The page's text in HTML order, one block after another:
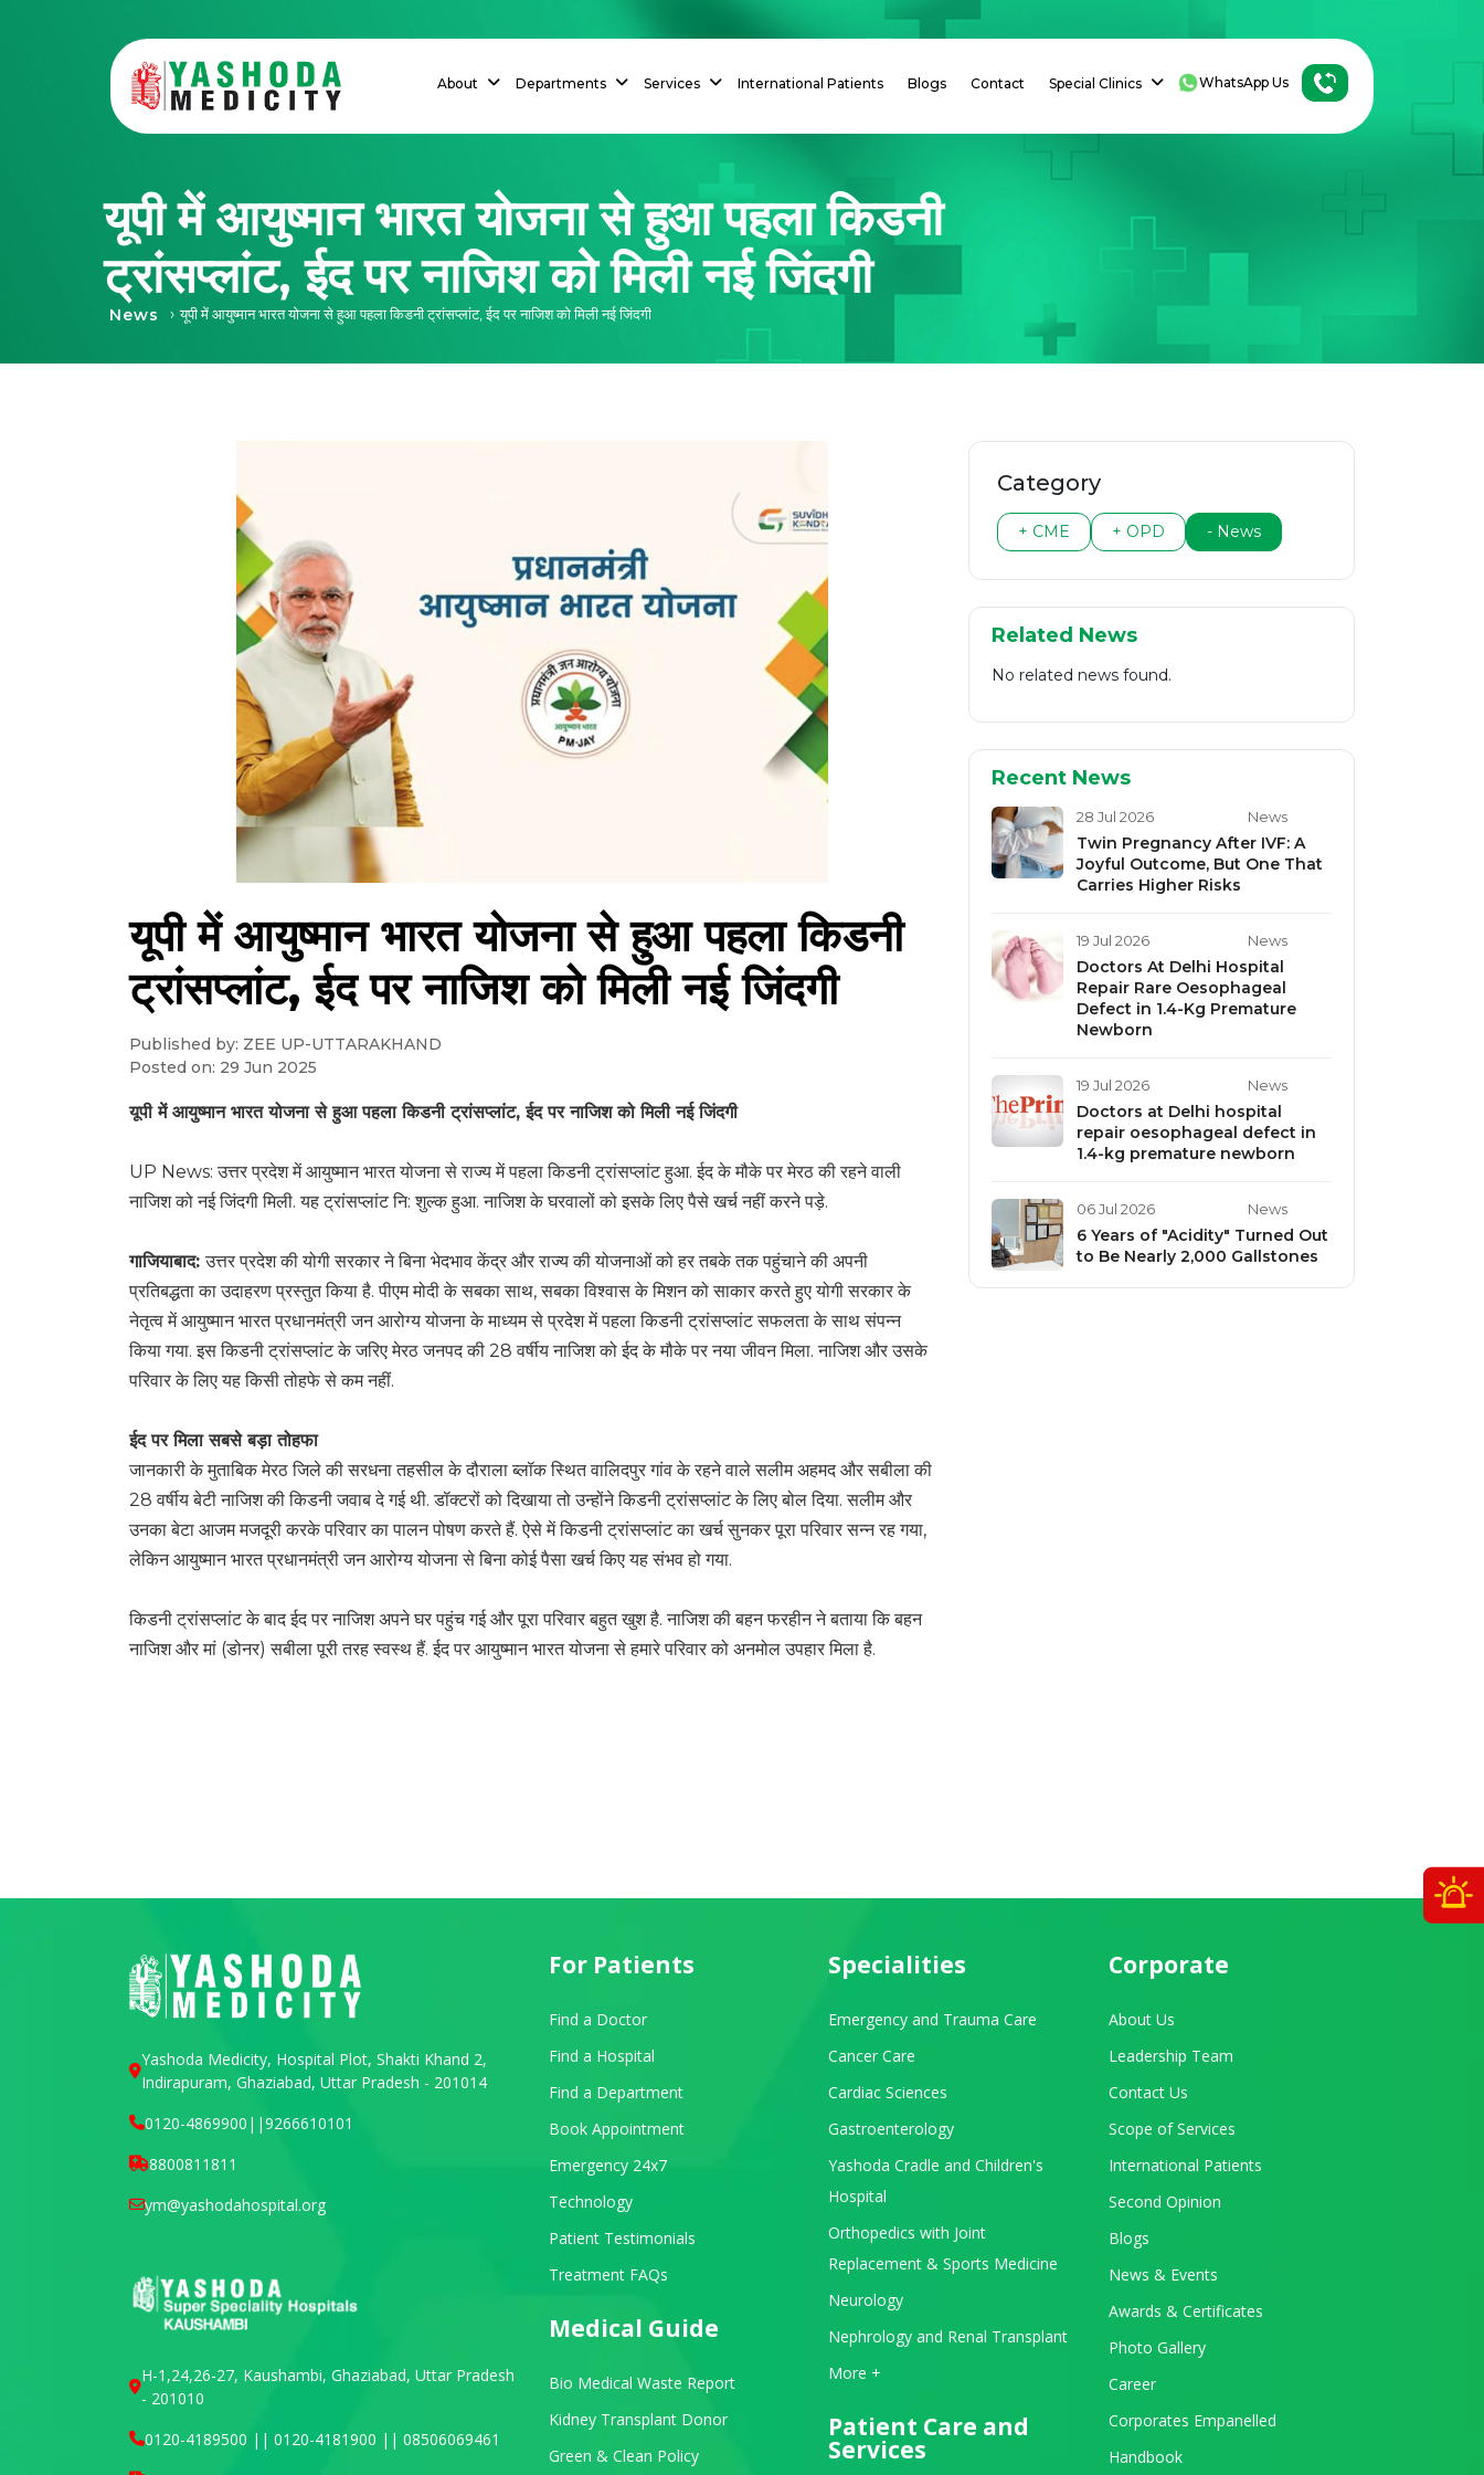
About Departments Services International Patients Blogs Contact Special Clinics WhatsApp Us
यूपी में आयुष्मान भारत योजना से हुआ पहला किडनी
ट्रांसप्लांट, ईद पर नाजिश को मिली नई जिंदगी
News › यूपी में आयुष्मान भारत योजना से हुआ पहला किडनी ट्रांसप्लांट, ईद पर नाजिश को मिली नई जिंदगी
यूपी में आयुष्मान भारत योजना से हुआ पहला किडनी
ट्रांसप्लांट, ईद पर नाजिश को मिली नई जिंदगी
Published by: ZEE UP-UTTARAKHAND
Posted on: 29 Jun 2025
यूपी में आयुष्मान भारत योजना से हुआ पहला किडनी ट्रांसप्लांट, ईद पर नाजिश को मिली नई जिंदगी
UP News: उत्तर प्रदेश में आयुष्मान भारत योजना से राज्य में पहला किडनी ट्रांसप्लांट हुआ. ईद के मौके पर मेरठ की रहने वाली
नाजिश को नई जिंदगी मिली. यह ट्रांसप्लांट नि: शुल्क हुआ. नाजिश के घरवालों को इसके लिए पैसे खर्च नहीं करने पड़े.
गाजियाबाद:उत्तर प्रदेश की योगी सरकार ने बिना भेदभाव केंद्र और राज्य की योजनाओं को हर तबके तक पहुंचाने की अपनी
प्रतिबद्धता का उदाहरण प्रस्तुत किया है. पीएम मोदी के सबका साथ, सबका विश्वास के मिशन को साकार करते हुए योगी सरकार के
नेतृत्व में आयुष्मान भारत प्रधानमंत्री जन आरोग्य योजना के माध्यम से प्रदेश में पहला किडनी ट्रांसप्लांट सफलता के साथ संपन्न
किया गया. इस किडनी ट्रांसप्लांट के जरिए मेरठ जनपद की 28 वर्षीय नाजिश को ईद के मौके पर नया जीवन मिला. नाजिश और उसके
परिवार के लिए यह किसी तोहफे से कम नहीं.
ईद पर मिला सबसे बड़ा तोहफा
जानकारी के मुताबिक मेरठ जिले की सरधना तहसील के दौराला ब्लॉक स्थित वालिदपुर गांव के रहने वाले सलीम अहमद और सबीला की
28 वर्षीय बेटी नाजिश की किडनी जवाब दे गई थी. डॉक्टरों को दिखाया तो उन्होंने किडनी ट्रांसप्लांट के लिए बोल दिया. सलीम और
उनका बेटा आजम मजदूरी करके परिवार का पालन पोषण करते हैं. ऐसे में किडनी ट्रांसप्लांट का खर्च सुनकर पूरा परिवार सन्न रह गया,
लेकिन आयुष्मान भारत प्रधानमंत्री जन आरोग्य योजना से बिना कोई पैसा खर्च किए यह संभव हो गया.
किडनी ट्रांसप्लांट के बाद ईद पर नाजिश अपने घर पहुंच गई और पूरा परिवार बहुत खुश है. नाजिश की बहन फरहीन ने बताया कि बहन
नाजिश और मां (डोनर) सबीला पूरी तरह स्वस्थ हैं. ईद पर आयुष्मान भारत योजना से हमारे परिवार को अनमोल उपहार मिला है.
Category
+ CME + OPD - News
Related News
No related news found.
Recent News
28 Jul 2026 News
Twin Pregnancy After IVF: A
Joyful Outcome, But One That
Carries Higher Risks
19 Jul 2026 News
Doctors At Delhi Hospital
Repair Rare Oesophageal
Defect in 1.4-Kg Premature
Newborn
19 Jul 2026 News
Doctors at Delhi hospital
repair oesophageal defect in
1.4-kg premature newborn
06 Jul 2026 News
6 Years of "Acidity" Turned Out
to Be Nearly 2,000 Gallstones
Yashoda Medicity, Hospital Plot, Shakti Khand 2,
Indirapuram, Ghaziabad, Uttar Pradesh - 201014
0120-4869900 ||9266610101
8800811811
ym@yashodahospital.org
H-1,24,26-27, Kaushambi, Ghaziabad, Uttar Pradesh
- 201010
0120-4189500 || 0120-4181900 || 08506069461
For Patients
Find a Doctor
Find a Hospital
Find a Department
Book Appointment
Emergency 24x7
Technology
Patient Testimonials
Treatment FAQs
Medical Guide
Bio Medical Waste Report
Kidney Transplant Donor
Green & Clean Policy
Specialities
Emergency and Trauma Care
Cancer Care
Cardiac Sciences
Gastroenterology
Yashoda Cradle and Children's
Hospital
Orthopedics with Joint
Replacement & Sports Medicine
Neurology
Nephrology and Renal Transplant
View All Departments
More +
Patient Care and
Services
Corporate
About Us
Leadership Team
Contact Us
Scope of Services
International Patients
Second Opinion
Blogs
News & Events
Awards & Certificates
Photo Gallery
Career
Corporates Empanelled
Handbook